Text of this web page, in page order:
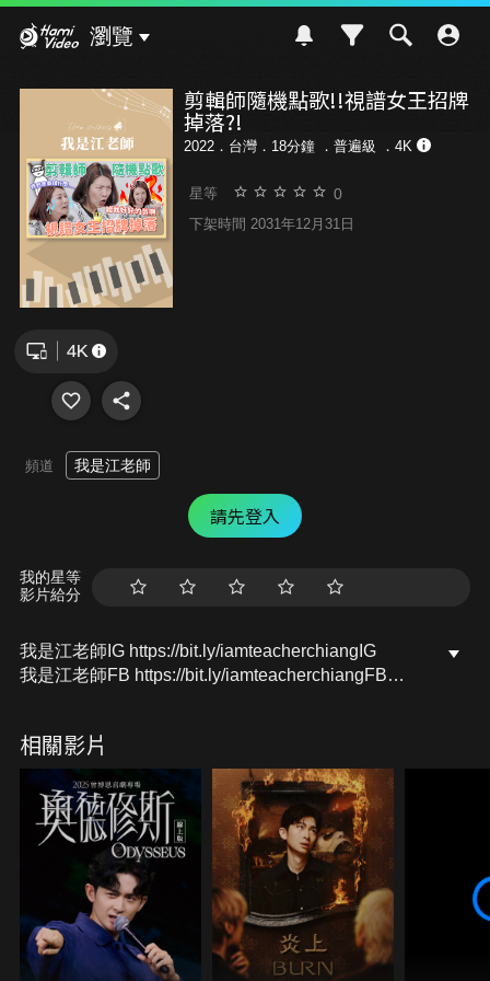
瀏覽
剪輯師隨機點歌!!視譜女王招牌
掉落?!
2022．台灣．18分鐘 ． 普遍級 ．4K
星等 0
下架時間 2031年12月31日
頻道 我是江老師
請先登入
我的星等
影片給分
我是江老師IG https://bit.ly/iamteacherchiangIG
我是江老師FB https://bit.ly/iamteacherchiangFB
iamteacherchiang@gmail.com
相關影片